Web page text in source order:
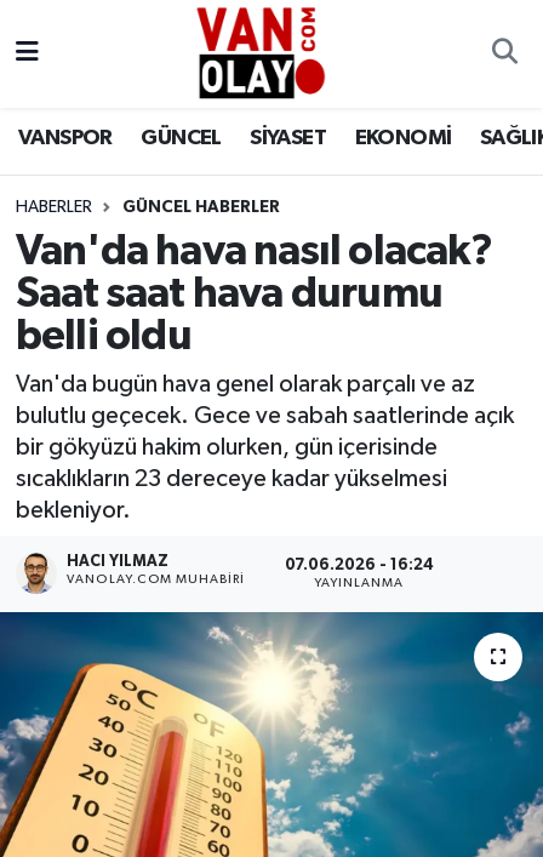
VANSPOR GÜNCEL SİYASET EKONOMİ
HABERLER GÜNCEL HABERLER
Van'da hava nasıl olacak?
Saat saat hava durumu
belli oldu
Van'da bugün hava genel olarak parçalı ve az
bulutlu geçecek. Gece ve sabah saatlerinde açık
bir gökyüzü hakim olurken, gün içerisinde
sıcaklıkların 23 dereceye kadar yükselmesi
bekleniyor.
HACI YILMAZ
VANOLAY.COM MUHABIRI
07.06.2026 - 16:24
YAYINLANMA
Siyaset
Ekonomi
Sağlık
Eğitim
Bilim & Teknoloji
Dünya
RESMİ İLANLAR
Van Nöbetçi Eczaneler
Van Namaz Vakitleri
Van Trafik Yoğunluk Haritası
Süper Lig Puan Durumu ve Fikstür
Tüm Manşetler
Son Dakika Haberleri
Haber Arşivi